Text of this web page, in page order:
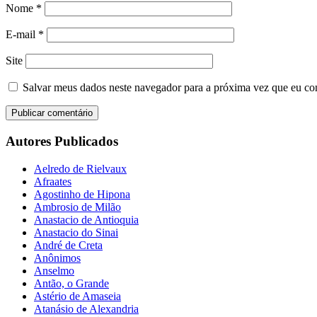
Nome *
E-mail *
Site
Salvar meus dados neste navegador para a próxima vez que eu
Autores Publicados
Aelredo de Rielvaux
Afraates
Agostinho de Hipona
Ambrosio de Milão
Anastacio de Antioquia
Anastacio do Sinai
André de Creta
Anônimos
Anselmo
Antão, o Grande
Astério de Amaseia
Atanásio de Alexandria